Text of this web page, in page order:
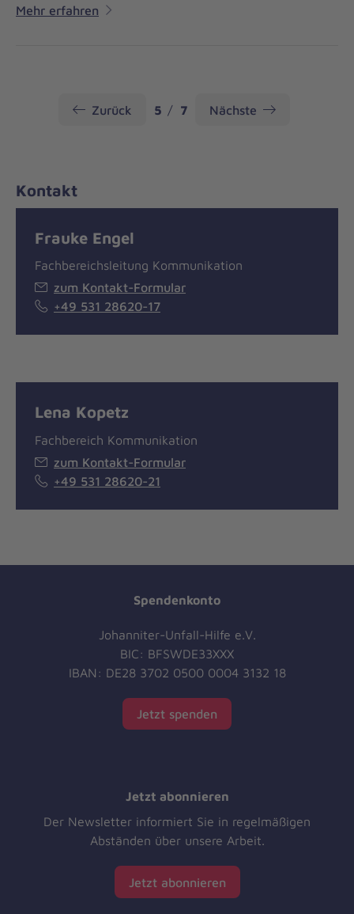
Mehr erfahren
Zurück Seite
5 Seite
7 Nächste
Kontakt
Frauke Engel
Fachbereichsleitung Kommunikation
zum Kontakt-Formular
+49 531 28620-17
Lena Kopetz
Fachbereich Kommunikation
zum Kontakt-Formular
+49 531 28620-21
Spendenkonto
Johanniter-Unfall-Hilfe e.V.
BIC: BFSWDE33XXX
IBAN: DE28 3702 0500 0004 3132 18
Jetzt spenden
Jetzt abonnieren
Der Newsletter informiert Sie in regelmäßigen
Abständen über unsere Arbeit.
Jetzt abonnieren